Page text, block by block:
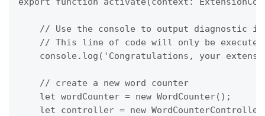
// Use the console to output diagnostic
// This line of code will only be
console.log('Congratulations, your
    // create a new word counter
    let wordCounter = new WordCounter();
let controller = new